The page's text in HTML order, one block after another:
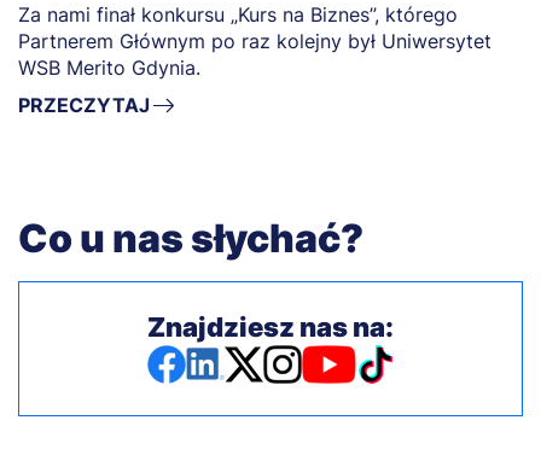
Za nami finał konkursu „Kurs na Biznes”, którego
Partnerem Głównym po raz kolejny był Uniwersytet
WSB Merito Gdynia.
PRZECZYTAJ
Co u nas słychać?
Znajdziesz nas na: